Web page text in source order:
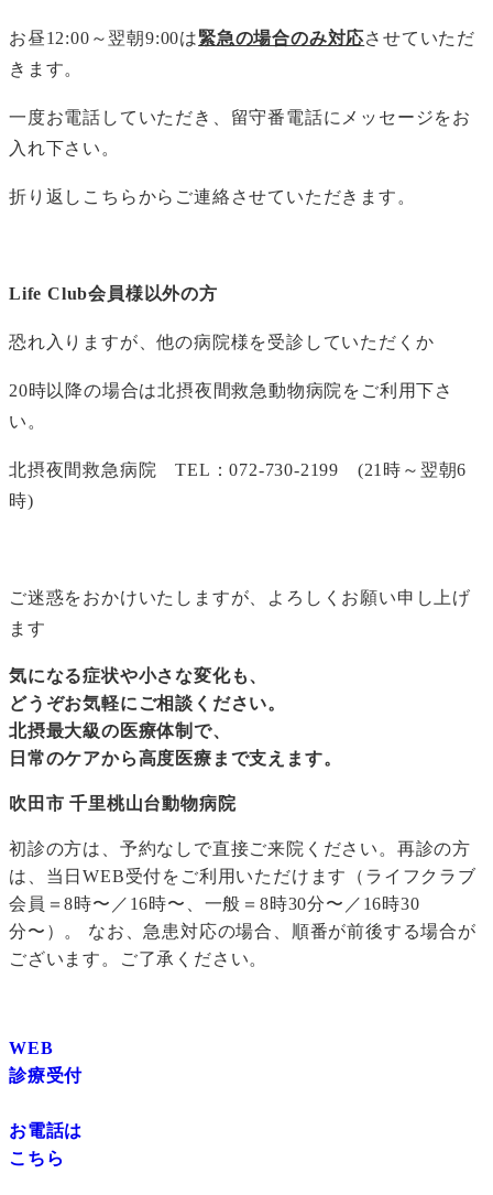
お昼12:00～翌朝9:00は緊急の場合のみ対応させていただ
きます。
一度お電話していただき、留守番電話にメッセージをお
入れ下さい。
折り返しこちらからご連絡させていただきます。
Life Club会員様以外の方
恐れ入りますが、他の病院様を受診していただくか
20時以降の場合は北摂夜間救急動物病院をご利用下さ
い。
北摂夜間救急病院 TEL：072-730-2199 (21時～翌朝6
時)
ご迷惑をおかけいたしますが、よろしくお願い申し上げ
ます
気になる症状や小さな変化も、
どうぞお気軽にご相談ください。
北摂最大級の医療体制で、
日常のケアから高度医療まで支えます。
吹田市 千里桃山台動物病院
初診の方は、予約なしで直接ご来院ください。再診の方
は、当日WEB受付をご利用いただけます（ライフクラブ
会員＝8時〜／16時〜、一般＝8時30分〜／16時30
分〜）。 なお、急患対応の場合、順番が前後する場合が
ございます。ご了承ください。
WEB
診療受付
お電話は
こちら